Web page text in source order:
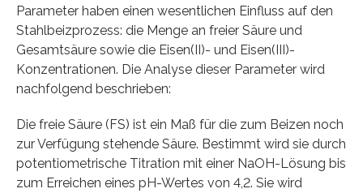
Parameter haben einen wesentlichen Einfluss auf den
Stahlbeizprozess: die Menge an freier Säure und
Gesamtsäure sowie die Eisen(II)- und Eisen(III)-
Konzentrationen. Die Analyse dieser Parameter wird
nachfolgend beschrieben:
Die freie Säure (FS) ist ein Maß für die zum Beizen noch
zur Verfügung stehende Säure. Bestimmt wird sie durch
potentiometrische Titration mit einer NaOH-Lösung bis
zum Erreichen eines pH-Wertes von 4,2. Sie wird